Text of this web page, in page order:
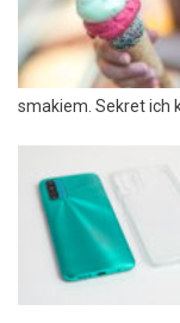
smakiem. Sekret ich